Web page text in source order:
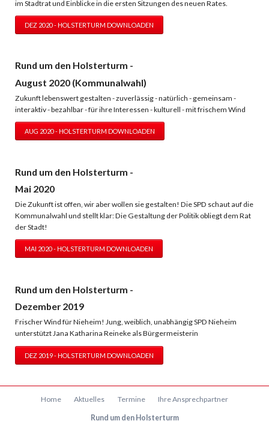
im Stadtrat und Einblicke in die ersten Sitzungen des neuen Rates.
DEZ 2020 - HOLSTERTURM DOWNLOADEN
Rund um den Holsterturm -
August 2020 (Kommunalwahl)
Zukunft lebenswert gestalten - zuverlässig - natürlich - gemeinsam -
interaktiv - bezahlbar - für ihre Interessen - kulturell - mit frischem Wind
AUG 2020 - HOLSTERTURM DOWNLOADEN
Rund um den Holsterturm -
Mai 2020
Die Zukunft ist offen, wir aber wollen sie gestalten! Die SPD schaut auf die
Kommunalwahl und stellt klar: Die Gestaltung der Politik obliegt dem Rat
der Stadt!
MAI 2020 - HOLSTERTURM DOWNLOADEN
Rund um den Holsterturm -
Dezember 2019
Frischer Wind für Nieheim! Jung, weiblich, unabhängig SPD Nieheim
unterstützt Jana Katharina Reineke als Bürgermeisterin
DEZ 2019 - HOLSTERTURM DOWNLOADEN
Home Aktuelles Termine Ihre Ansprechpartner
Rund um den Holsterturm